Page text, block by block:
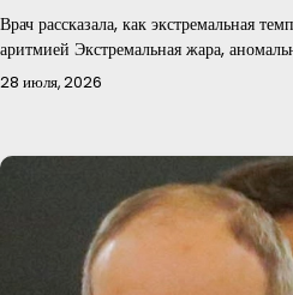
Врач рассказала, как экстремальная
аритмией Экстремальная жара,
28 июля, 2026